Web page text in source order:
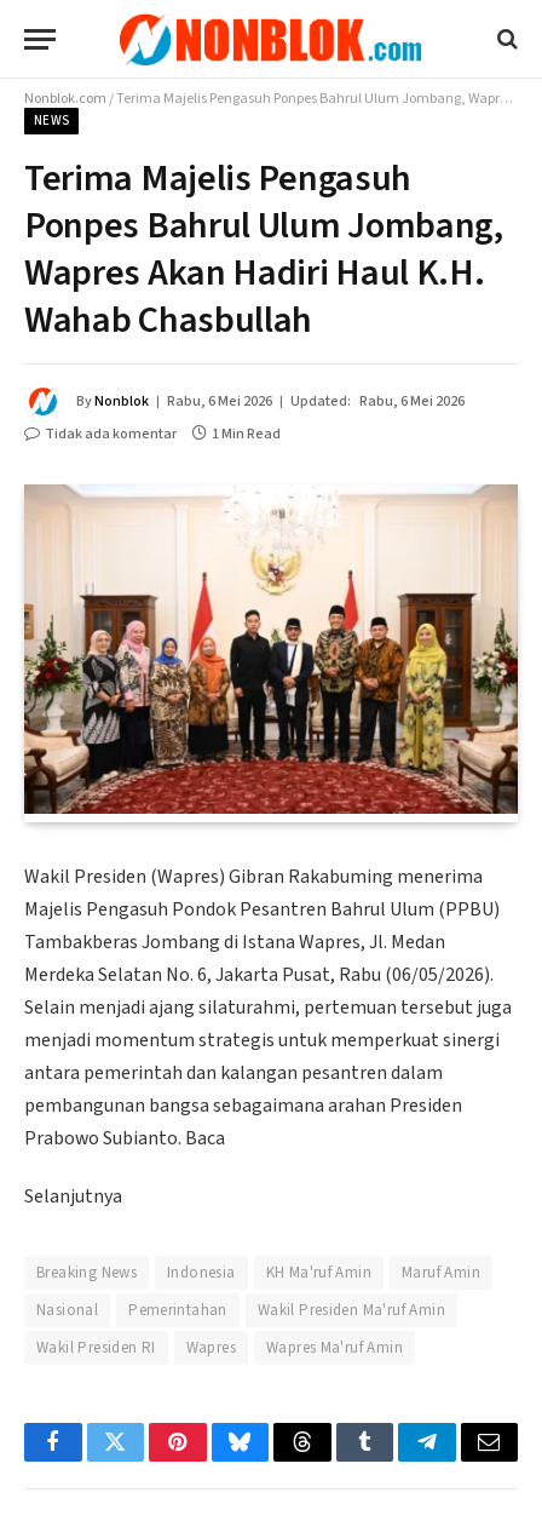
Nonblok.com/Terima Majelis Pengasuh Ponpes Bahrul Ulum Jombang, Wapres Akan Hadiri Haul K.H. Wahab Chasbullah
NEWS
Terima Majelis Pengasuh
Ponpes Bahrul Ulum Jombang,
Wapres Akan Hadiri Haul K.H.
Wahab Chasbullah
ByNonblok Rabu, 6 Mei 2026 Updated: Rabu, 6 Mei 2026
Tidak ada komentar
1 Min Read
Wakil Presiden (Wapres) Gibran Rakabuming menerima
Majelis Pengasuh Pondok Pesantren Bahrul Ulum (PPBU)
Tambakberas Jombang di Istana Wapres, Jl. Medan
Merdeka Selatan No. 6, Jakarta Pusat, Rabu (06/05/2026).
Selain menjadi ajang silaturahmi, pertemuan tersebut juga
menjadi momentum strategis untuk memperkuat sinergi
antara pemerintah dan kalangan pesantren dalam
pembangunan bangsa sebagaimana arahan Presiden
Prabowo Subianto. Baca
Selanjutnya
Breaking News Indonesia KH Ma'ruf Amin
Maruf Amin
Nasional
Pemerintahan
Wakil Presiden Ma'ruf Amin
Wakil Presiden RI
Wapres Wapres Ma'ruf Amin
FacebookTwitterPinterestBlueskyThreadsTumblrTelegramEmail